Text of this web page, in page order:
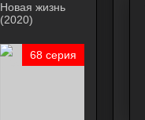
Новая жизнь
(2020)
68 серия